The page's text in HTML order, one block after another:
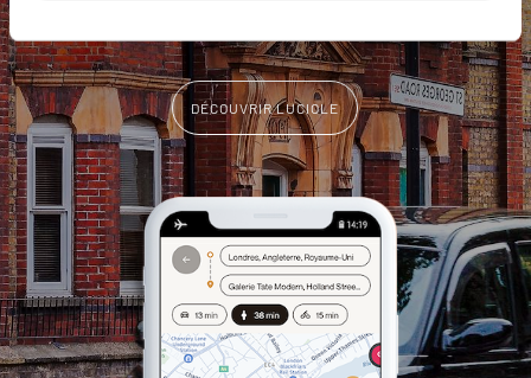
DÉCOUVRIR LUCIOLE